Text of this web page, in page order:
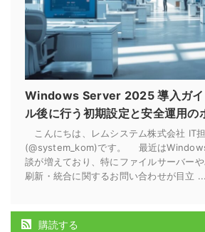
Windows Server 2025 導入ガイ
ル後に行う初期設定と安全運用の
こんにちは、レムシステム株式会社 IT
(@system_kom)です。 最近は
談が増えており、特にファイルサーバー
刷新・統合に関するお問い合わせが目立 ...
購読する